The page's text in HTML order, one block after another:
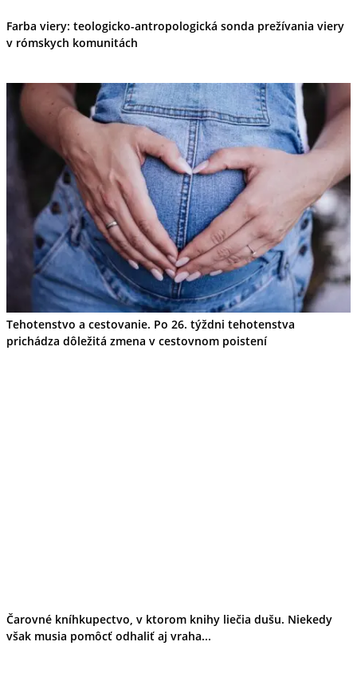
Farba viery: teologicko-antropologická sonda prežívania viery
v rómskych komunitách
Tehotenstvo a cestovanie. Po 26. týždni tehotenstva
prichádza dôležitá zmena v cestovnom poistení
Čarovné kníhkupectvo, v ktorom knihy liečia dušu. Niekedy
však musia pomôcť odhaliť aj vraha...